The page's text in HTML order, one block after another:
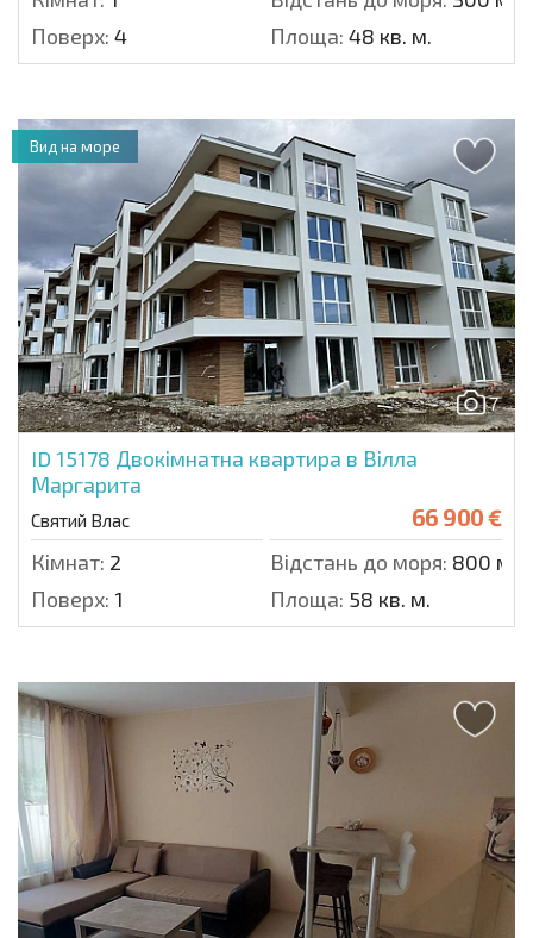
Поверх: 4 Площа: 48 кв. м.
7
ID 15178 Двокімнатна квартира в Вілла
Маргарита
Святий Влас 66 900 €
Кімнат: 2 Відстань до моря: 800 м.
Поверх: 1 Площа: 58 кв. м.
Вид на море